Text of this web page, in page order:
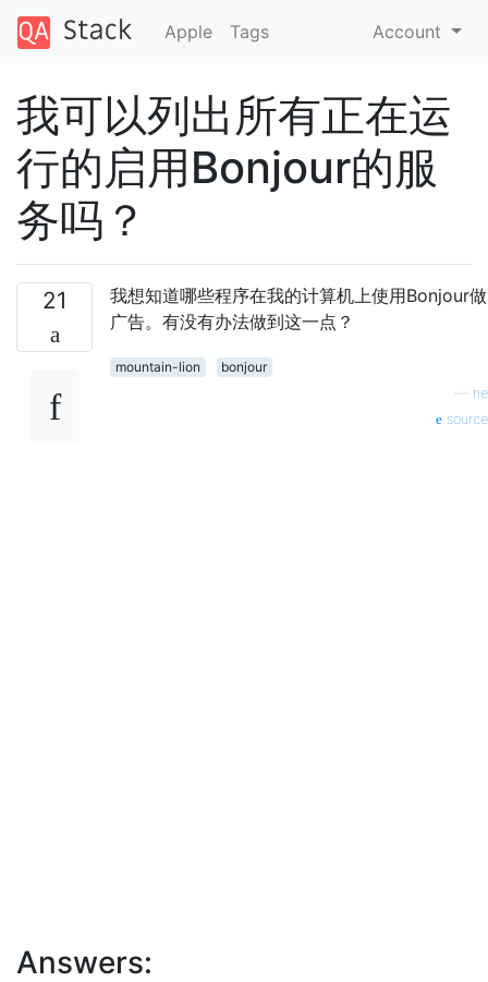
Apple Tags Account
我可以列出所有正在运
行的启用Bonjour的服
务吗？
21
我想知道哪些程序在我的计算机上使用Bonjour做
广告。有没有办法做到这一点？
mountain-lion
bonjour
ne
source
Answers: